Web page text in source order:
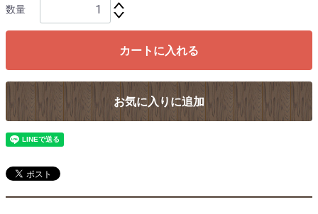
数量
カートに入れる
お気に入りに追加